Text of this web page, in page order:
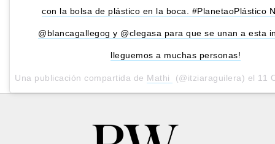
con la bolsa de plástico en la boca. #PlanetaoPlástico
@blancagallegog y @clegasa para que se unan a esta
lleguemos a muchas personas!
Una publicación compartida de Mathi (@itziaraguilera) el 11